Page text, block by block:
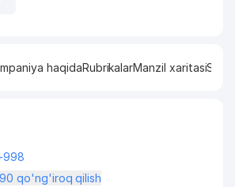
haqidaRubrikalarManzil xaritasi
90 qo'ng'iroq qilish